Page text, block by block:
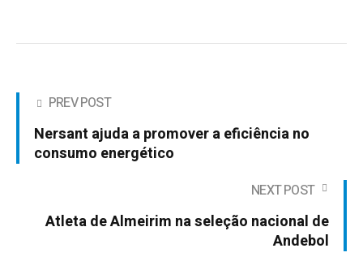
PREV POST
Nersant ajuda a promover a eficiência no
consumo energético
NEXT POST
Atleta de Almeirim na seleção nacional de
Andebol